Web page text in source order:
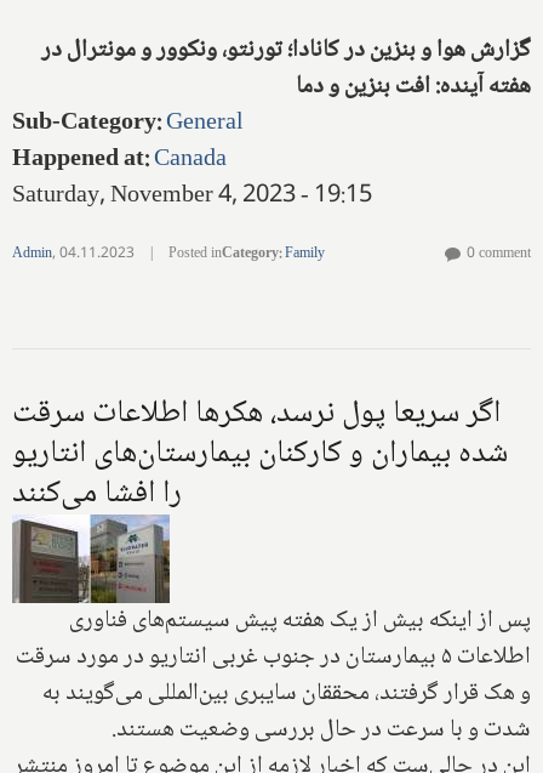
گزارش هوا و بنزین در کانادا؛ تورنتو، ونکوور و مونترال در
هفته آینده: افت بنزین و دما
Sub-Category:General
Happened at:Canada
Saturday, November 4, 2023 - 19:15
Admin,04.11.2023 | Posted inCategory:Family 0 comment
اگر سریعا پول نرسد، هکرها اطلاعات سرقت
شده بیماران و کارکنان بیمارستان‌های انتاریو
را افشا می‌کنند
پس از اینکه بیش از یک هفته پیش سیستم‌های فناوری
اطلاعات ۵ بیمارستان در جنوب غربی انتاریو در مورد سرقت
و هک قرار گرفتند، محققان سایبری بین‌المللی می‌گویند به
شدت و با سرعت در حال بررسی وضعیت هستند.